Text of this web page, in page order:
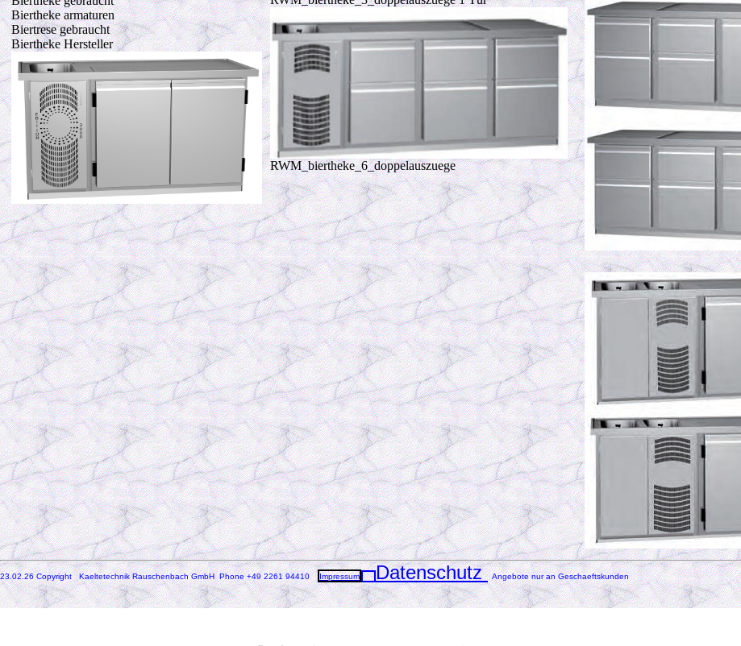
Biertheke armaturen
Biertrese gebraucht
Biertheke Hersteller
RWM_biertheke_6_doppelauszuege
23.02.26 Copyright Kaeltetechnik Rauschenbach GmbHPhone +49 2261 94410 Impressum DatenschutzAngebote nur an Geschaeftskunden